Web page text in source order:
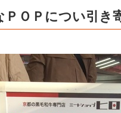
ＰＯＰについ引き